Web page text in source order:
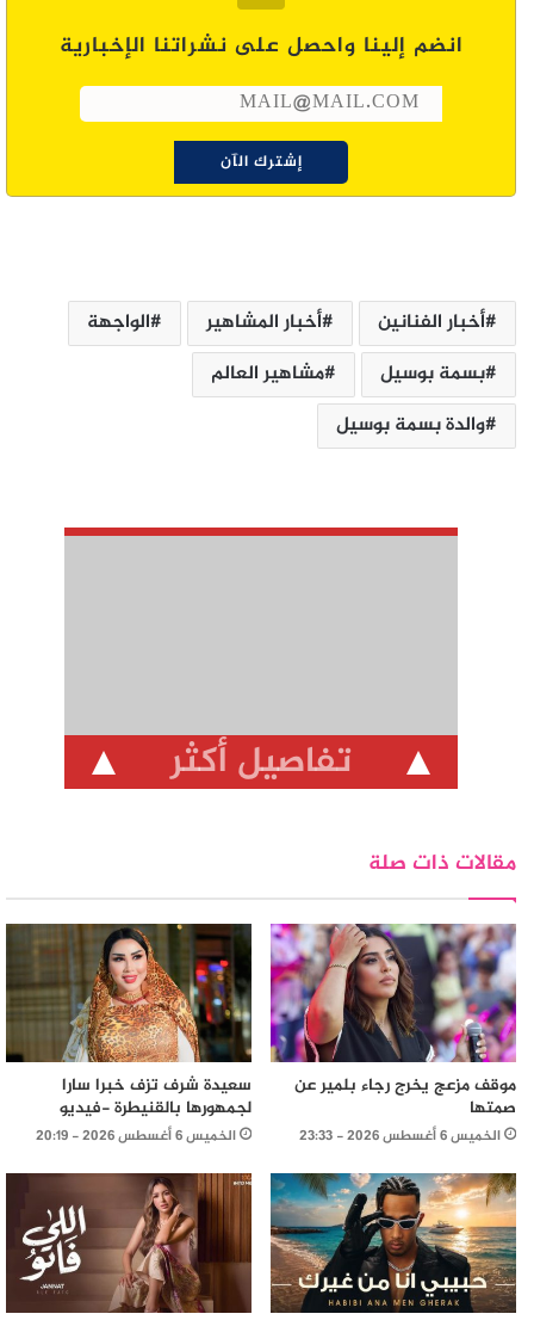
انضم إلينا واحصل على نشراتنا الإخبارية
أخبار الفنانين أخبار المشاهير
الواجهة
بسمة بوسيل
مشاهير العالم
والدة بسمة بوسيل
تفاصيل أكثر
مقالات ذات صلة
موقف مزعج يخرج رجاء بلمير عن
صمتها
الخميس 6 أغسطس 2026 - 23:33
سعيدة شرف تزف خبرا سارا
لجمهورها بالقنيطرة -فيديو
الخميس 6 أغسطس 2026 - 20:19